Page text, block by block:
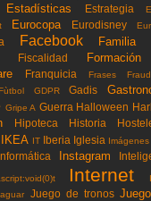
Estadísticas Estrategia
Eurocopa Eurodisney
Facebook Familia
Fiscalidad Formación
Franquicia Frases
GDPR Gadis
Gripe A Guerra Halloween
Hipoteca Historia
IKEA IT Iberia Iglesia Imágenes
Instagram
Internet
Juego de tronos